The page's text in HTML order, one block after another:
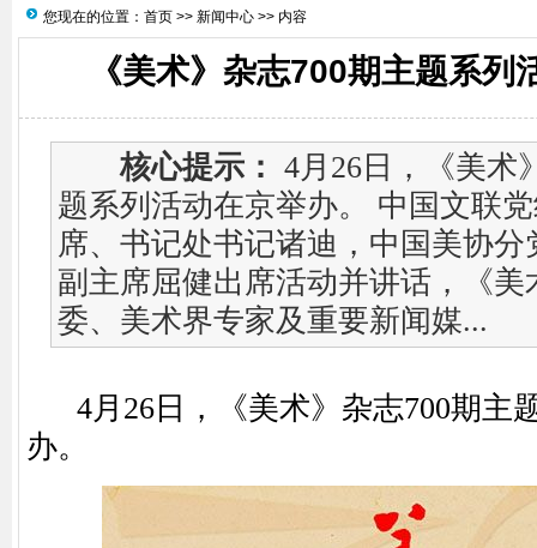
您现在的位置： 首页 >> 新闻中心 >> 内容
《美术》杂志700期主题系列
核心提示： 4月26日，《美术
题系列活动在京举办。 中国文联
席、书记处书记诸迪，中国美协分
副主席屈健出席活动并讲话，《美
委、美术界专家及重要新闻媒...
4月26日，《美术》杂志700期主
办。